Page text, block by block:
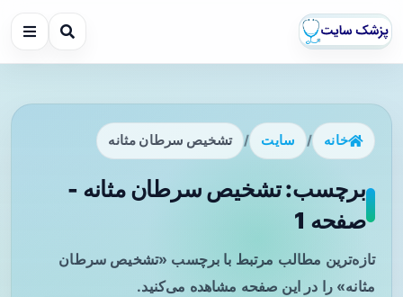
خانه / سایت / تشخیص سرطان مثانه
برچسب: تشخیص سرطان مثانه -
صفحه 1
تازه‌ترین مطالب مرتبط با برچسب «تشخیص سرطان
مثانه» را در این صفحه مشاهده می‌کنید.